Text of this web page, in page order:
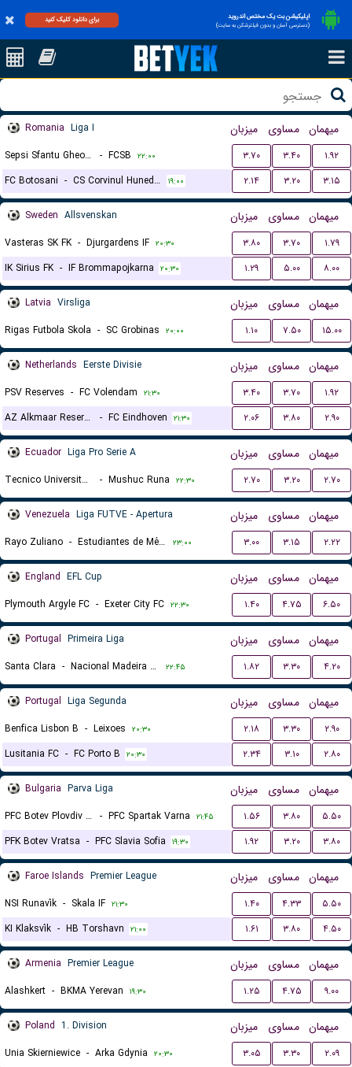
اپلیکیشن بت یک مختص اندروید
(دسترسی آسان و بدون فیلترشکن به سایت)
برای دانلود کلیک کنید
Romania Liga I میزبان مساوی میهمان
Sepsi Sfantu Gheorghe - FCSB ۲۲:۰۰ ۳.۷۰ ۳.۴۰
۱.۹۲
FC Botosani - CS Corvinul Hunedoara ۱۹:۰۰ ۲.۱۴ ۳.۲۰ ۳.۱۵
Sweden Allsvenskan میزبان مساوی میهمان
Vasteras SK FK - Djurgardens IF ۲۰:۳۰ ۳.۸۰ ۳.۷۰
۱.۷۹
IK Sirius FK - IF Brommapojkarna ۲۰:۳۰ ۱.۲۹ ۵.۰۰ ۸.۰۰
Latvia Virsliga میزبان مساوی میهمان
Rigas Futbola Skola - SC Grobinas ۲۰:۰۰ ۱.۱۰ ۷.۵۰ ۱۵.۰۰
Netherlands Eerste Divisie میزبان مساوی میهمان
PSV Reserves - FC Volendam ۲۱:۳۰ ۳.۴۰ ۳.۷۰
۱.۹۲
AZ Alkmaar Reserves
- FC Eindhoven ۲۱:۳۰ ۲.۰۶ ۳.۸۰ ۲.۹۰
Ecuador Liga Pro Serie A میزبان مساوی میهمان
Tecnico Universitario - Mushuc Runa ۲۲:۳۰ ۲.۷۰ ۳.۲۰ ۲.۷۰
Venezuela Liga FUTVE - Apertura میزبان مساوی میهمان
Rayo Zuliano - Estudiantes de Mérida ۲۳:۰۰ ۳.۰۰ ۳.۱۵ ۲.۲۲
England EFL Cup میزبان مساوی میهمان
Plymouth Argyle FC - Exeter City FC ۲۲:۳۰ ۱.۴۰ ۴.۷۵ ۶.۵۰
Portugal Primeira Liga میزبان مساوی میهمان
Santa Clara - Nacional Madeira Funchal ۲۲:۴۵ ۱.۸۲ ۳.۳۰ ۴.۲۰
Portugal Liga Segunda میزبان مساوی میهمان
Benfica Lisbon B - Leixoes ۲۰:۳۰ ۲.۱۸ ۳.۳۰
۲.۹۰
Lusitania FC - FC Porto B ۲۰:۳۰ ۲.۳۴ ۳.۱۰ ۲.۸۰
Bulgaria Parva Liga میزبان مساوی میهمان
PFC Botev Plovdiv 1912 - PFC Spartak Varna ۲۱:۴۵ ۱.۵۶ ۳.۸۰
۵.۵۰
PFK Botev Vratsa - PFC Slavia Sofia ۱۹:۳۰ ۱.۹۲ ۳.۲۰ ۳.۸۰
Faroe Islands Premier League میزبان مساوی میهمان
NSI Runavík - Skala IF ۲۱:۳۰ ۱.۴۰ ۴.۳۳
۵.۵۰
KI Klaksvík - HB Torshavn ۲۱:۰۰ ۱.۶۱ ۳.۸۰ ۴.۵۰
Armenia Premier League میزبان مساوی میهمان
Alashkert - BKMA Yerevan ۱۹:۳۰ ۱.۲۵ ۴.۷۵ ۹.۰۰
Poland 1. Division میزبان مساوی میهمان
Unia Skierniewice - Arka Gdynia ۲۰:۳۰ ۳.۰۵ ۳.۳۰ ۲.۰۹